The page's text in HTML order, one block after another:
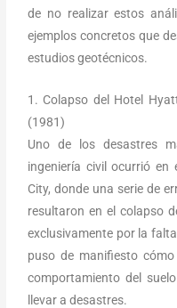
de no realizar estos
ejemplos concretos que
estudios geotécnicos.
1. Colapso del Hotel
(1981)
Uno de los desastres
ingeniería civil ocurrió en
City, donde una serie de
resultaron en el colapso
exclusivamente por la
puso de manifiesto
comportamiento del
llevar a desastres.